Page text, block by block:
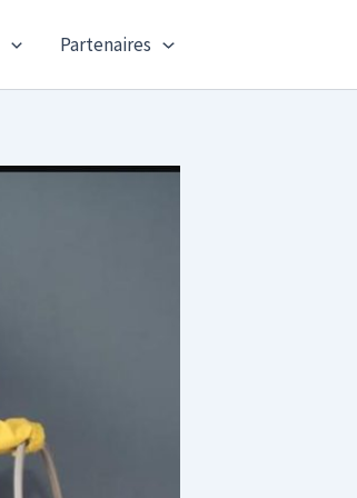
Partenaires